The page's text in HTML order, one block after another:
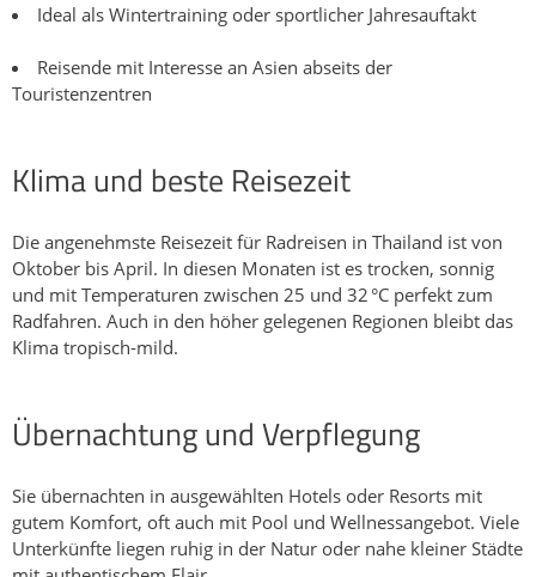
Ideal als Wintertraining oder sportlicher Jahresauftakt
Reisende mit Interesse an Asien abseits der
Touristenzentren
Klima und beste Reisezeit
Die angenehmste Reisezeit für Radreisen in Thailand ist von
Oktober bis April. In diesen Monaten ist es trocken, sonnig
und mit Temperaturen zwischen 25 und 32 °C perfekt zum
Radfahren. Auch in den höher gelegenen Regionen bleibt das
Klima tropisch-mild.
Übernachtung und Verpflegung
Sie übernachten in ausgewählten Hotels oder Resorts mit
gutem Komfort, oft auch mit Pool und Wellnessangebot. Viele
Unterkünfte liegen ruhig in der Natur oder nahe kleiner Städte